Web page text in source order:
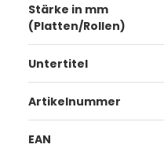
Stärke in mm
(Platten/Rollen)
Untertitel
Artikelnummer
EAN